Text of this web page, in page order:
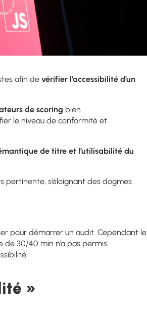
afin de vérifier l’accessibilité d’un
de scoring bien
le niveau de conformité et
de titre et l ’utilisabilité du
pertinente, s’éloignant des dogmes
pour démarrer un audit. Cependant le
de 30/40 min n’a pas permis
»